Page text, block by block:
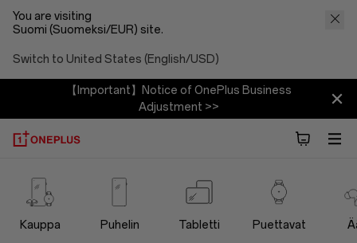
You are visiting
Suomi (Suomeksi/EUR) site.
Switch to United States (English/USD)
【Important】Notice of OnePlus Business
Adjustment >>
OnePlus
Cases
Kauppa Puhelin Tabletti Puettavat